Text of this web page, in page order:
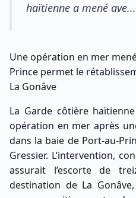
haïtienne a mené ave...
Une opération en mer
Prince permet le
La Gonâve
La Garde côtière
opération en mer après
dans la baie de Port-au-
Gressier. L’intervention,
assurait l’escorte de
destination de La